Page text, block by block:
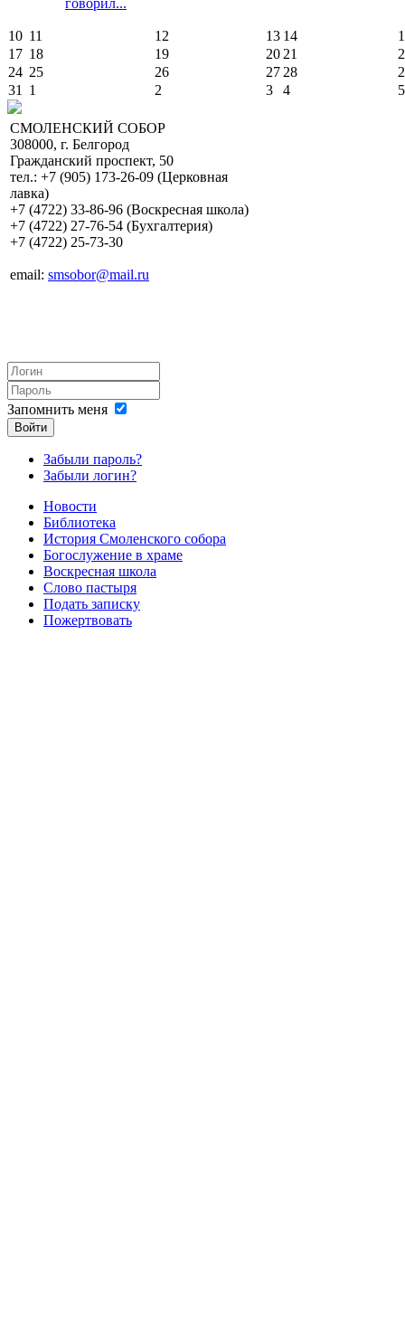
10 11 12 13 14
17 18 19 20 21
24 25 26 27 28
31
1 2 3 4 5
СМОЛЕНСКИЙ СОБОР
308000, г. Белгород
Гражданский проспект, 50
тел.: +7 (905) 173-26-09 (Церковная
лавка)
+7 (4722) 33-86-96 (Воскресная школа)
+7 (4722) 27-76-54 (Бухгалтерия)
+7 (4722) 25-73-30
email: smsobor@mail.ru
Запомнить меня
Войти
Забыли пароль?
Забыли логин?
Новости
Библиотека
История Смоленского собора
Богослужение в храме
Воскресная школа
Слово пастыря
Подать записку
Пожертвовать